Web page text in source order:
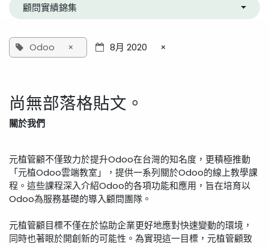
顧問實績錦集
Odoo × 8月 2020 ×
尚無部落格貼文。
關於我們
元植管顧不僅致力於提升Odoo在台灣的知名度，更積極推動
「元植Odoo雲端教室」，提供一系列關於Odoo的線上教學課
程。這些課程深入介紹Odoo的各項功能和應用，旨在培育以
Odoo為服務基礎的導入顧問團隊。
元植管顧目標不僅在於協助企業更好地應對快速變動的環境，
同時也著眼於開創新的可能性。為實現這一目標，元植管顧致